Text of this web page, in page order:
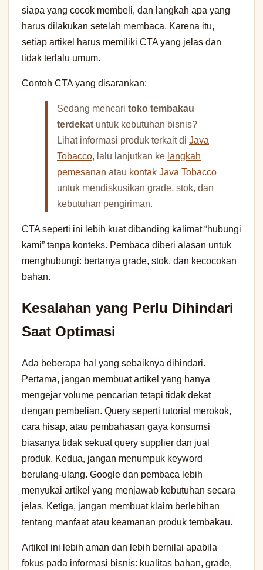
siapa yang cocok membeli, dan langkah apa yang
harus dilakukan setelah membaca. Karena itu,
setiap artikel harus memiliki CTA yang jelas dan
tidak terlalu umum.
Contoh CTA yang disarankan:
Sedang mencari toko tembakau
terdekat untuk kebutuhan bisnis?
Lihat informasi produk terkait di Java
Tobacco, lalu lanjutkan ke langkah
pemesanan atau kontak Java Tobacco
untuk mendiskusikan grade, stok, dan
kebutuhan pengiriman.
CTA seperti ini lebih kuat dibanding kalimat “hubungi
kami” tanpa konteks. Pembaca diberi alasan untuk
menghubungi: bertanya grade, stok, dan kecocokan
bahan.
Kesalahan yang Perlu Dihindari
Saat Optimasi
Ada beberapa hal yang sebaiknya dihindari.
Pertama, jangan membuat artikel yang hanya
mengejar volume pencarian tetapi tidak dekat
dengan pembelian. Query seperti tutorial merokok,
cara hisap, atau pembahasan gaya konsumsi
biasanya tidak sekuat query supplier dan jual
produk. Kedua, jangan menumpuk keyword
berulang-ulang. Google dan pembaca lebih
menyukai artikel yang menjawab kebutuhan secara
jelas. Ketiga, jangan membuat klaim berlebihan
tentang manfaat atau keamanan produk tembakau.
Artikel ini lebih aman dan lebih bernilai apabila
fokus pada informasi bisnis: kualitas bahan, grade,